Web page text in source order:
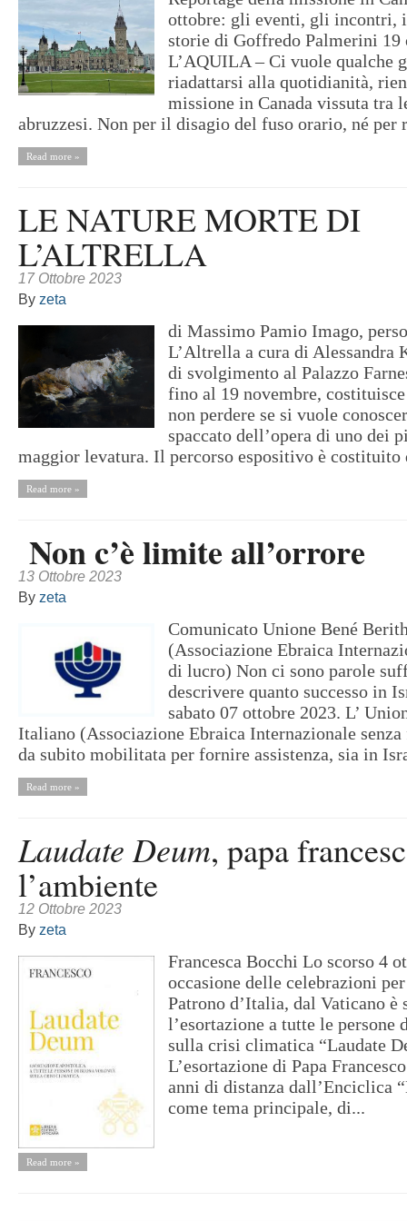
ottobre: gli eventi, gli incontri,
storie di Goffredo Palmerini 19
L’AQUILA – Ci vuole qualche
riadattarsi alla quotidianità,
missione in Canada vissuta tra
abruzzesi. Non per il disagio del fuso orario, né per
Read more »
LE NATURE MORTE DI
L’ALTRELLA
17 Ottobre 2023
By zeta
di Massimo Pamio Imago,
L’Altrella a cura di Alessandra
di svolgimento al Palazzo
fino al 19 novembre, costituisce
non perdere se si vuole
spaccato dell’opera di uno dei
maggior levatura. Il percorso espositivo è costituito
Read more »
Non c’è limite all’orrore
13 Ottobre 2023
By zeta
Comunicato Unione Bené
(Associazione Ebraica
di lucro) Non ci sono parole
descrivere quanto successo in
sabato 07 ottobre 2023. L’
Italiano (Associazione Ebraica Internazionale
da subito mobilitata per fornire assistenza, sia in
Read more »
Laudate Deum, papa
l’ambiente
12 Ottobre 2023
By zeta
Francesca Bocchi Lo scorso 4
occasione delle celebrazioni
Patrono d’Italia, dal Vaticano è
l’esortazione a tutte le persone
sulla crisi climatica “Laudate
L’esortazione di Papa
anni di distanza dall’Enciclica
come tema principale, di...
Read more »